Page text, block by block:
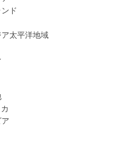
ド
太平洋地域